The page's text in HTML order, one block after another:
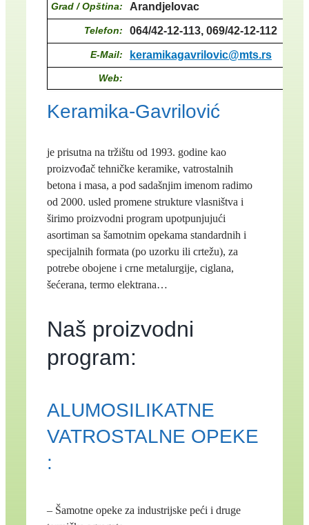
Grad / Opština: Arandjelovac
Telefon: 064/42-12-113, 069/42-12-112
E-Mail: keramikagavrilovic@mts.rs
Web:
Keramika-Gavrilović
je prisutna na tržištu od 1993. godine kao
proizvođač tehničke keramike, vatrostalnih
betona i masa, a pod sadašnjim imenom radimo
od 2000. usled promene strukture vlasništva i
širimo proizvodni program upotpunjujući
asortiman sa šamotnim opekama standardnih i
specijalnih formata (po uzorku ili crtežu), za
potrebe obojene i crne metalurgije, ciglana,
šećerana, termo elektrana…
Naš proizvodni
program:
ALUMOSILIKATNE
VATROSTALNE OPEKE
:
– Šamotne opeke za industrijske peći i druge